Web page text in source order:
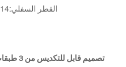
القطر السفلي:
تصميم قابل للتكديس من 3 طبقات